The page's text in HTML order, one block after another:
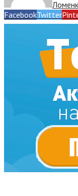
FacebookTwitter